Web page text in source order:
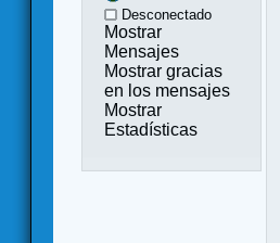
Desconectado
Mostrar
Mensajes
Mostrar gracias
en los mensajes
Mostrar
Estadísticas